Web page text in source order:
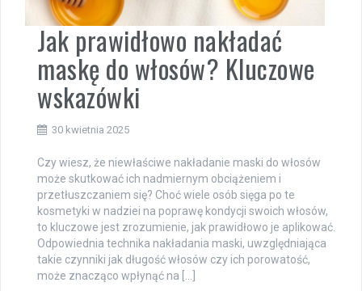
Jak prawidłowo nakładać
maskę do włosów? Kluczowe
wskazówki
30 kwietnia 2025
Czy wiesz, że niewłaściwe nakładanie maski do włosów
może skutkować ich nadmiernym obciążeniem i
przetłuszczaniem się? Choć wiele osób sięga po te
kosmetyki w nadziei na poprawę kondycji swoich włosów,
to kluczowe jest zrozumienie, jak prawidłowo je aplikować.
Odpowiednia technika nakładania maski, uwzględniająca
takie czynniki jak długość włosów czy ich porowatość,
może znacząco wpłynąć na […]